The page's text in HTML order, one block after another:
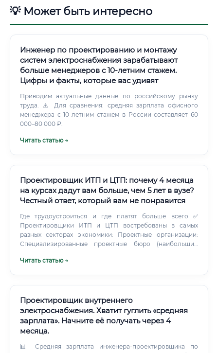
💡 Может быть интересно
Инженер по проектированию и монтажу
систем электроснабжения зарабатывают
больше менеджеров с 10-летним стажем.
Цифры и факты, которые вас удивят
Приводим актуальные данные по российскому рынку
труда. ⚠️ Для сравнения: средняя зарплата офисного
менеджера с 10-летним стажем в России составляет 60
000–80 000 ₽.
Читать статью →
Проектировщик ИТП и ЦТП: почему 4 месяца
на курсах дадут вам больше, чем 5 лет в вузе?
Честный ответ, который вам не понравится
Где трудоустроиться и где платят больше всего ✅
Проектировщики ИТП и ЦТП востребованы в самых
разных секторах экономики: Проектные организации:
Специализированные проектные бюро (наибольший
Государственные проектные институты Строительный
объектов Эксплуатационные организации: Управляющие
компании ЖКХ Теплоснабжающие организации (МУП,
ГУП) Энергосервисные компании (ЭСКО) Производители
оборудования: Технические специалисты / инженеры-
консультанты Отдел технической поддержки Таблица 3.
Где платят больше всего ⚠️ Работа в ЖКХ — хороший
Читать статью →
Проектировщик внутреннего
электроснабжения. Хватит гуглить «средняя
зарплата». Начните её получать через 4
месяца.
📊 Средняя зарплата инженера-проектировщика по